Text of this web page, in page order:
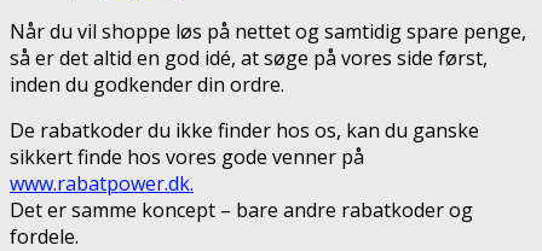
Når du vil shoppe løs på nettet og samtidig spare penge,
så er det altid en god idé, at søge på vores side først,
inden du godkender din ordre.
De rabatkoder du ikke finder hos os, kan du ganske
sikkert finde hos vores gode venner på
www.rabatpower.dk.
Det er samme koncept – bare andre rabatkoder og
fordele.